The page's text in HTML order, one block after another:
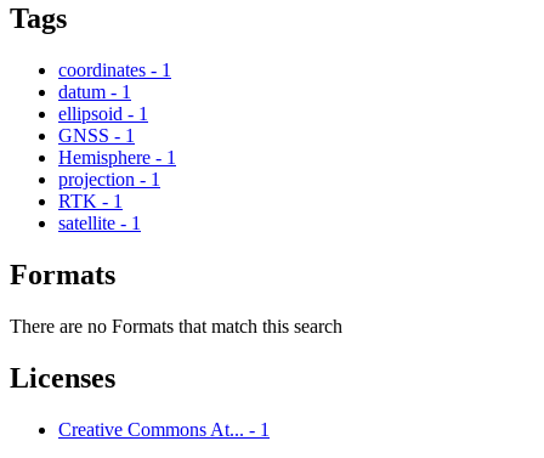
Tags
coordinates - 1
datum - 1
ellipsoid - 1
GNSS - 1
Hemisphere - 1
projection - 1
RTK - 1
satellite - 1
Formats
There are no Formats that match this search
Licenses
Creative Commons At... - 1